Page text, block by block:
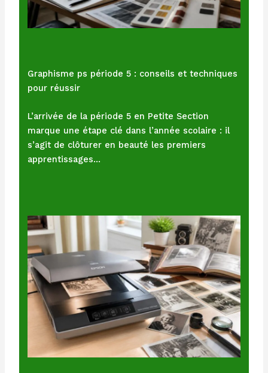
Graphisme ps période 5 : conseils et techniques
pour réussir
L’arrivée de la période 5 en Petite Section
marque une étape clé dans l’année scolaire : il
s’agit de clôturer en beauté les premiers
apprentissages…